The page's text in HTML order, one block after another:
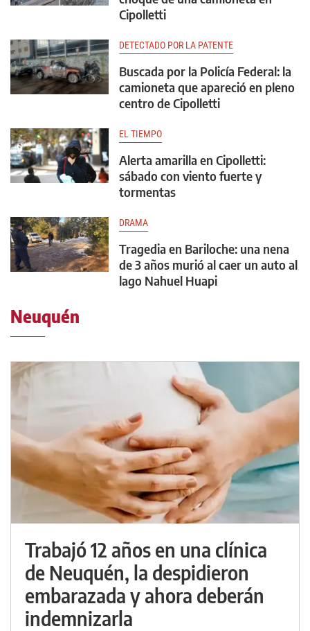
Cipolletti
DETECTADO POR LA PATENTE
Buscada por la Policía Federal: la
camioneta que apareció en pleno
centro de Cipolletti
EL TIEMPO
Alerta amarilla en Cipolletti:
sábado con viento fuerte y
tormentas
DRAMA
Tragedia en Bariloche: una nena
de 3 años murió al caer un auto al
lago Nahuel Huapi
Neuquén
Trabajó 12 años en una clínica
de Neuquén, la despidieron
embarazada y ahora deberán
indemnizarla